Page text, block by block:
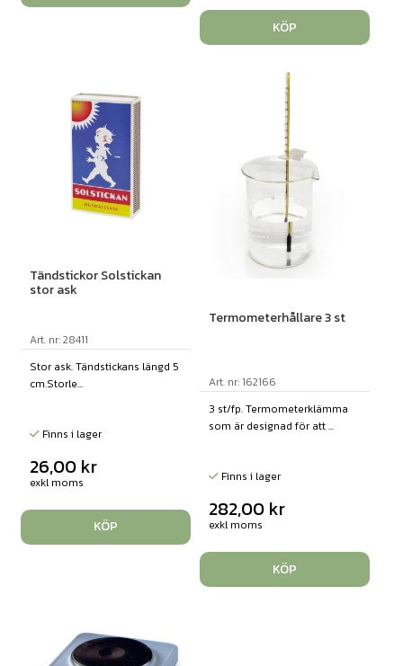
KÖP
Tändstickor Solstickan
stor ask
Art. nr: 28411
Stor ask. Tändstickans längd 5
cm.Storle...
Finns i lager
26,00 kr
exkl moms
KÖP
Termometerhållare 3 st
Art. nr: 162166
3 st/fp. Termometerklämma
som är designad för att ...
Finns i lager
282,00 kr
exkl moms
KÖP